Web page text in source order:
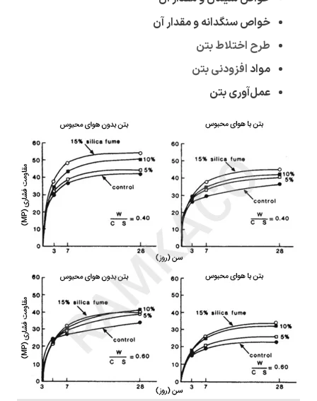
خواص سنگدانه و مقدار آن
طرح اختلاط بتن
موادافزودنی بتن
عمل‌آوری بتن